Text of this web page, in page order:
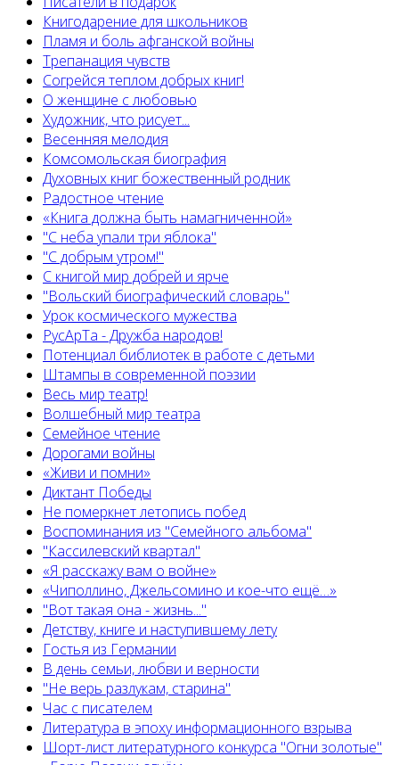
Книгодарение для школьников
Пламя и боль афганской войны
Трепанация чувств
Согрейся теплом добрых книг!
О женщине с любовью
Художник, что рисует...
Весенняя мелодия
Комсомольская биография
Духовных книг божественный родник
Радостное чтение
«Книга должна быть намагниченной»
"С неба упали три яблока"
"С добрым утром!"
С книгой мир добрей и ярче
"Вольский биографический словарь"
Урок космического мужества
РусАрТа - Дружба народов!
Потенциал библиотек в работе с детьми
Штампы в современной поэзии
Весь мир театр!
Волшебный мир театра
Семейное чтение
Дорогами войны
«Живи и помни»
Диктант Победы
Не померкнет летопись побед
Воспоминания из "Семейного альбома"
"Кассилевский квартал"
«Я расскажу вам о войне»
«Чиполлино, Джельсомино и кое-что ещё…»
"Вот такая она - жизнь..."
Детству, книге и наступившему лету
Гостья из Германии
В день семьи, любви и верности
"Не верь разлукам, старина"
Час с писателем
Литература в эпоху информационного взрыва
Шорт-лист литературного конкурса "Огни золотые"